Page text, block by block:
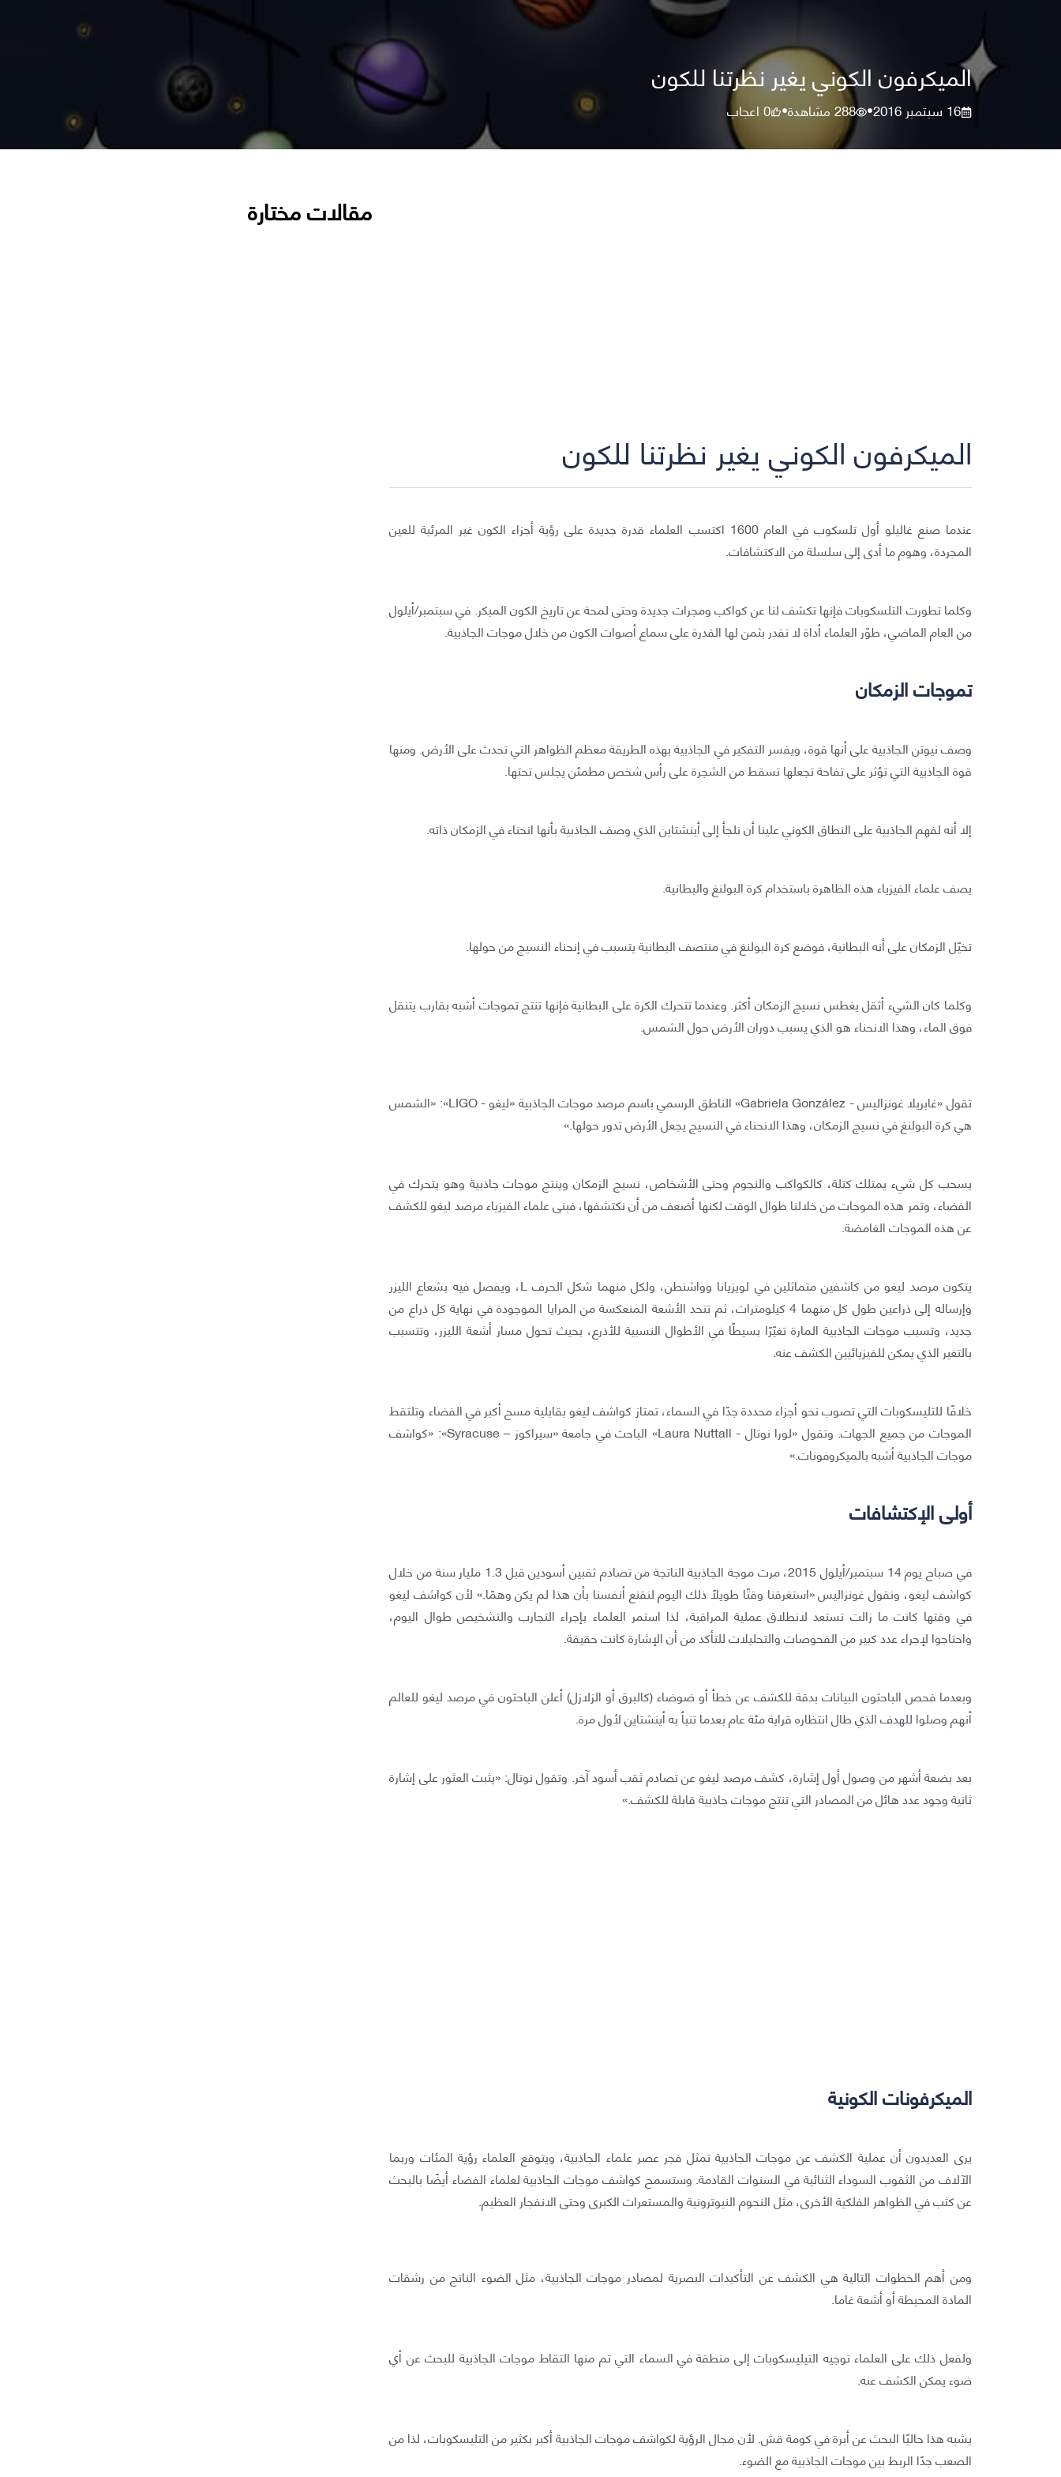
الميكرفون الكوني يغير نظرتنا للكون
16 سبتمبر 2016 •
288مشاهدة•
0اعجاب
الميكرفون الكوني يغير نظرتنا للكون
عندما صنع غاليلو أول تلسكوب في العام 1600 اكتسب العلماء قدرة جديدة على رؤية أجزاء الكون غير المرئية للعين
المجردة، وهوم ما أدى إلى سلسلة من الاكتشافات.
وكلما تطورت التلسكوبات فإنها تكشف لنا عن كواكب ومجرات جديدة وحتى لمحة عن تاريخ الكون المبكر. في سبتمبر/أيلول
من العام الماضي، طوّر العلماء أداة لا تقدر بثمن لها القدرة على سماع أصوات الكون من خلال موجات الجاذبية.
تموجات الزمكان
وصف نيوتن الجاذبية على أنها قوة، ويفسر التفكير في الجاذبية بهذه الطريقة معظم الظواهر التي تحدث على الأرض. ومنها
قوة الجاذبية التي تؤثر على تفاحة تجعلها تسقط من الشجرة على رأس شخص مطمئن يجلس تحتها.
إلا أنه لفهم الجاذبية على النطاق الكوني علينا أن نلجأ إلى أينشتاين الذي وصف الجاذبية بأنها انحناء في الزمكان ذاته.
يصف علماء الفيزياء هذه الظاهرة باستخدام كرة البولنغ والبطانية.
تخيّل الزمكان على أنه البطانية، فوضع كرة البولنغ في منتصف البطانية يتسبب في إنحناء النسيج من حولها.
وكلما كان الشيء أثقل يغطس نسيج الزمكان أكثر. وعندما تتحرك الكرة على البطانية فإنها تنتج تموجات أشبه بقارب يتنقل
فوق الماء، وهذا الانحناء هو الذي يسبب دوران الأرض حول الشمس.
تقول «غابريلا غونزاليس - Gabriela González» الناطق الرسمي باسم مرصد موجات الجاذبية «ليغو - LIGO»: «الشمس
هي كرة البولنغ في نسيج الزمكان، وهذا الانحناء في النسيج يجعل الأرض تدور حولها.»
يسحب كل شيء يمتلك كتلة، كالكواكب والنجوم وحتى الأشخاص، نسيج الزمكان وينتج موجات جاذبية وهو يتحرك في
الفضاء، وتمر هذه الموجات من خلالنا طوال الوقت لكنها أضعف من أن نكتشفها، فبنى علماء الفيزياء مرصد ليغو للكشف
عن هذه الموجات الغامضة.
يتكون مرصد ليغو من كاشفين متماثلين في لويزيانا وواشنطن، ولكل منهما شكل الحرف L، ويفصل فيه بشعاع الليزر
وإرساله إلى ذراعين طول كل منهما 4 كيلومترات، ثم تتحد الأشعة المنعكسة من المرايا الموجودة في نهاية كل ذراع من
جديد، وتسبب موجات الجاذبية المارة تغيّرًا بسيطًا في الأطوال النسبية للأذرع، بحيث تحول مسار أشعة الليزر، وتتسبب
بالتغير الذي يمكن للفيزيائيين الكشف عنه.
خلافًا للتليسكوبات التي تصوب نحو أجزاء محددة جدًا في السماء، تمتاز كواشف ليغو بقابلية مسح أكبر في الفضاء وتلتقط
الموجات من جميع الجهات. وتقول «لورا نوتال - Laura Nuttall» الباحث في جامعة «سيراكوز – Syracuse»: «كواشف
موجات الجاذبية أشبه بالميكروفونات.»
أولى الإكتشافات
في صباح يوم 14 سبتمبر/أيلول 2015، مرت موجة الجاذبية الناتجة من تصادم ثقبين أسودين قبل 1.3 مليار سنة من خلال
كواشف ليغو، ونقول غونزاليس «استغرقنا وقتًا طويلًا ذلك اليوم لنقنع أنفسنا بأن هذا لم يكن وهمًا.» لأن كواشف ليغو
في وقتها كانت ما زالت تستعد لانطلاق عملية المراقبة، لذا استمر العلماء بإجراء التجارب والتشخيص طوال اليوم،
واحتاجوا لإجراء عدد كبير من الفحوصات والتحليلات للتأكد من أن الإشارة كانت حقيقة.
وبعدما فحص الباحثون البيانات بدقة للكشف عن خطأ أو ضوضاء (كالبرق أو الزلازل) أعلن الباحثون في مرصد ليغو للعالم
أنهم وصلوا للهدف الذي طال انتظاره قرابة مئة عام بعدما تنبأ به أينشتاين لأول مرة.
بعد بضعة أشهر من وصول أول إشارة، كشف مرصد ليغو عن تصادم ثقب أسود آخر. وتقول نوتال: «يثبت العثور على إشارة
ثانية وجود عدد هائل من المصادر التي تنتج موجات جاذبية قابلة للكشف.»
الميكرفونات الكونية
يرى العديدون أن عملية الكشف عن موجات الجاذبية تمثل فجر عصر علماء الجاذبية، ويتوقع العلماء رؤية المئات وربما
الآلاف من الثقوب السوداء الثنائية في السنوات القادمة. وستسمح كواشف موجات الجاذبية لعلماء الفضاء أيضًا بالبحث
عن كثب في الظواهر الفلكية الأخرى، مثل النجوم النيوترونية والمستعرات الكبرى وحتى الانفجار العظيم.
ومن أهم الخطوات التالية هي الكشف عن التأكيدات البصرية لمصادر موجات الجاذبية، مثل الضوء الناتج من رشقات
المادة المحيطة أو أشعة غاما.
ولفعل ذلك على العلماء توجيه التيليسكوبات إلى منطقة في السماء التي تم منها التقاط موجات الجاذبية للبحث عن أي
ضوء يمكن الكشف عنه.
يشبه هذا حاليًا البحث عن أبرة في كومة قش. لأن مجال الرؤية لكواشف موجات الجاذبية أكبر بكثير من التليسكوبات، لذا من
الصعب جدًا الربط بين موجات الجاذبية مع الضوء.
مقالات مختارة